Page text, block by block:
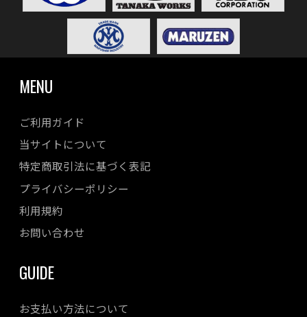
MENU
ご利用ガイド
当サイトについて
特定商取引法に基づく表記
プライバシーポリシー
利用規約
お問い合わせ
GUIDE
お支払い方法について